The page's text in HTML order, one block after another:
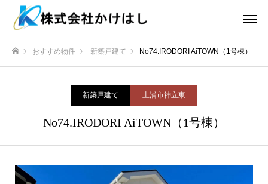
おすすめ物件 新築戸建て No74.IRODORI AiTOWN（1号棟）
新築戸建て 土浦市神立東
No74.IRODORI AiTOWN（1号棟）